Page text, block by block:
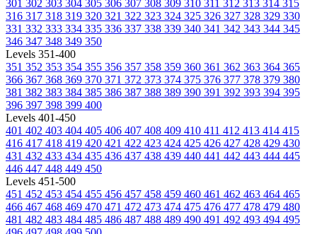
301 302 303 304 305 306 307 308 309 310 311 312 313 314 315
316 317 318 319 320 321 322 323 324 325 326 327 328 329 330
331 332 333 334 335 336 337 338 339 340 341 342 343 344 345
346 347 348 349 350
Levels 351-400
351 352 353 354 355 356 357 358 359 360 361 362 363 364 365
366 367 368 369 370 371 372 373 374 375 376 377 378 379 380
381 382 383 384 385 386 387 388 389 390 391 392 393 394 395
396 397 398 399 400
Levels 401-450
401 402 403 404 405 406 407 408 409 410 411 412 413 414 415
416 417 418 419 420 421 422 423 424 425 426 427 428 429 430
431 432 433 434 435 436 437 438 439 440 441 442 443 444 445
446 447 448 449 450
Levels 451-500
451 452 453 454 455 456 457 458 459 460 461 462 463 464 465
466 467 468 469 470 471 472 473 474 475 476 477 478 479 480
481 482 483 484 485 486 487 488 489 490 491 492 493 494 495